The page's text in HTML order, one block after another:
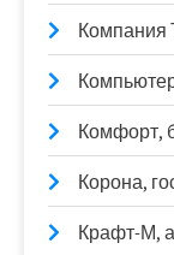
Компания
Комфорт,
Корона,
Крафт-М,